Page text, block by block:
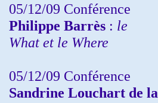
05/12/09 Conférence
Philippe Barrès : le
What et le Where
05/12/09 Conférence
Sandrine Louchart de la